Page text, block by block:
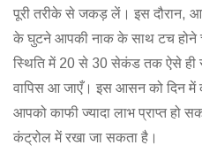
पूरी तरीके से जकड़ लें। इस दौरान,
के घुटने आपकी नाक के साथ टच
स्थिति में 20 से 30 सेकंड तक ऐसे ही
वापिस आ जाएँ। इस आसन को दिन
आपको काफी ज्यादा लाभ प्राप्त हो
कंट्रोल में रखा जा सकता है।